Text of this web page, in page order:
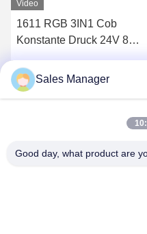
Video
1611 RGB 3IN1 Cob
Konstante Druck 24V 8W
Wir Reden Jetzt.
Sales Manager
Good day, what product are